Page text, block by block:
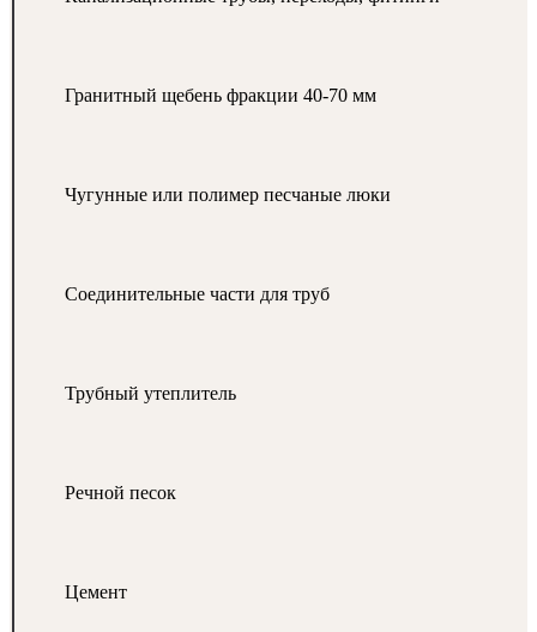
Гранитный щебень фракции 40-70 мм
Чугунные или полимер песчаные люки
Соединительные части для труб
Трубный утеплитель
Речной песок
Цемент